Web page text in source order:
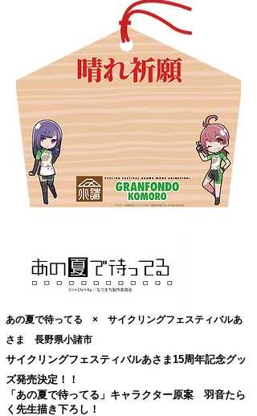
あの夏で待ってる × サイクリングフェスティバルあ
さま 長野県小諸市
サイクリングフェスティバルあさま15周年記念グッ
ズ発売決定！！
「あの夏で待ってる」キャラクター原案 羽音たら
く先生描き下ろし！